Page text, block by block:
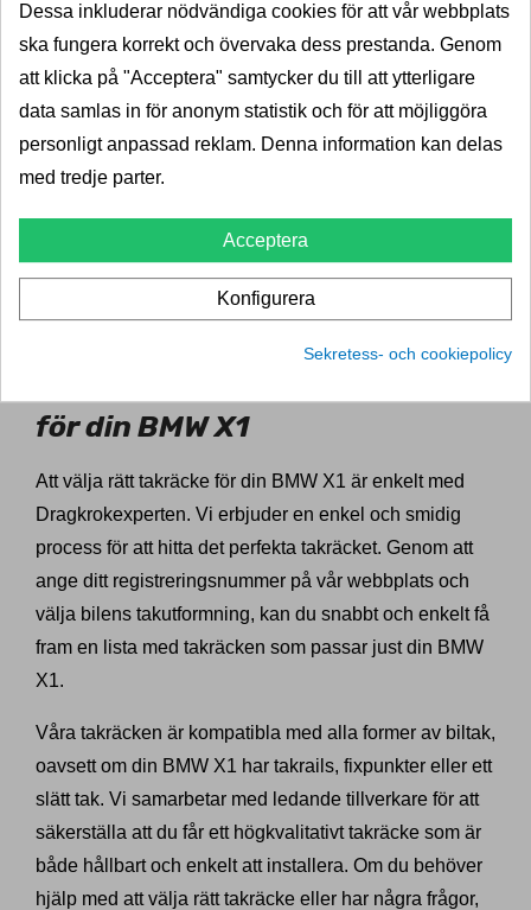
sportutrustning, ger ett takräcke dig den extra
flexibiliteten du behöver.
Ett takräcke ökar din BMW X1:s lastkapacitet genom
att ge dig möjlighet att transportera föremål som annars
skulle ta upp dyrbart utrymme inuti bilen. Detta är
eller för äventyrare som behöver extra plats för
utrustning. Dessutom är våra takräcken designade för
att harmonisera med BMW X1:s sportiga och eleganta
för din BMW X1
Att välja rätt takräcke för din BMW X1 är enkelt med
Dragkrokexperten. Vi erbjuder en enkel och smidig
process för att hitta det perfekta takräcket. Genom att
ange ditt registreringsnummer på vår webbplats och
välja bilens takutformning, kan du snabbt och enkelt få
fram en lista med takräcken som passar just din BMW
X1.
Våra takräcken är kompatibla med alla former av biltak,
oavsett om din BMW X1 har takrails, fixpunkter eller ett
slätt tak. Vi samarbetar med ledande tillverkare för att
säkerställa att du får ett högkvalitativt takräcke som är
både hållbart och enkelt att installera. Om du behöver
hjälp med att välja rätt takräcke eller har några frågor,
Dessa inkluderar nödvändiga cookies för att vår webbplats
ska fungera korrekt och övervaka dess prestanda. Genom
att klicka på "Acceptera" samtycker du till att ytterligare
data samlas in för anonym statistik och för att möjliggöra
personligt anpassad reklam. Denna information kan delas
med tredje parter.
Acceptera
Konfigurera
Sekretess- och cookiepolicy